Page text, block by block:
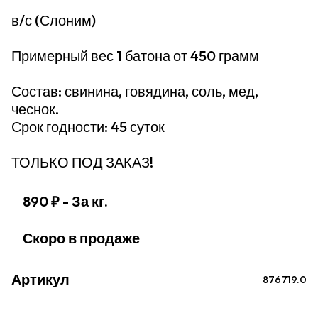
в/с (Слоним)
Примерный вес 1 батона от 450 грамм
Состав: свинина, говядина, соль, мед,
чеснок.
Срок годности: 45 суток
ТОЛЬКО ПОД ЗАКАЗ!
890 ₽ - За кг.
Скоро в продаже
Артикул 876719.0